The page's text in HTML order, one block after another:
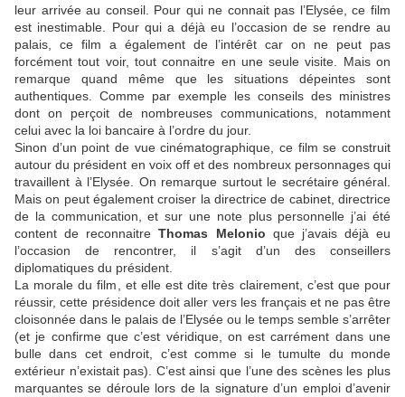
leur arrivée au conseil. Pour qui ne connait pas l’Elysée, ce film
est inestimable. Pour qui a déjà eu l’occasion de se rendre au
palais, ce film a également de l’intérêt car on ne peut pas
forcément tout voir, tout connaitre en une seule visite. Mais on
remarque quand même que les situations dépeintes sont
authentiques. Comme par exemple les conseils des ministres
dont on perçoit de nombreuses communications, notamment
celui avec la loi bancaire à l’ordre du jour.
Sinon d’un point de vue cinématographique, ce film se construit
autour du président en voix off et des nombreux personnages qui
travaillent à l’Elysée. On remarque surtout le secrétaire général.
Mais on peut également croiser la directrice de cabinet, directrice
de la communication, et sur une note plus personnelle j’ai été
content de reconnaitreThomas Melonio que j’avais déjà eu
l’occasion de rencontrer, il s’agit d’un des conseillers
diplomatiques du président.
La morale du film, et elle est dite très clairement, c’est que pour
réussir, cette présidence doit aller vers les français et ne pas être
cloisonnée dans le palais de l’Elysée ou le temps semble s’arrêter
(et je confirme que c’est véridique, on est carrément dans une
bulle dans cet endroit, c’est comme si le tumulte du monde
extérieur n’existait pas). C’est ainsi que l’une des scènes les plus
marquantes se déroule lors de la signature d’un emploi d’avenir